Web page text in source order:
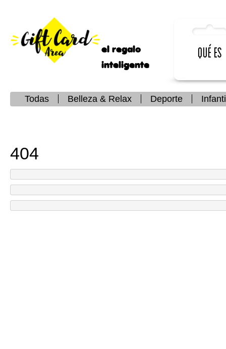
el regalo
inteligente
Qué es
Todas Belleza & Relax Deporte
404